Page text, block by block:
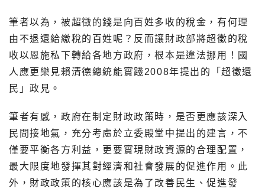
筆者以為，被超徵的錢是向百姓多收的稅金，有何理
由不退還給繳稅的百姓呢？反而讓財政部將超徵的稅
收以恩施私下轉給各地方政府，根本是違法挪用！國
人應更樂見賴清德總統能實踐2008年提出的「超徵還
民」政見。
筆者有感，政府在制定財政政策時，是否更應該深入
民間接地氣，充分考慮於立委殿堂中提出的建言，不
僅要平衡各方利益，更要實現財政資源的合理配置，
最大限度地發揮其對經濟和社會發展的促進作用。此
外，財政政策的核心應該是為了改善民生、促進發